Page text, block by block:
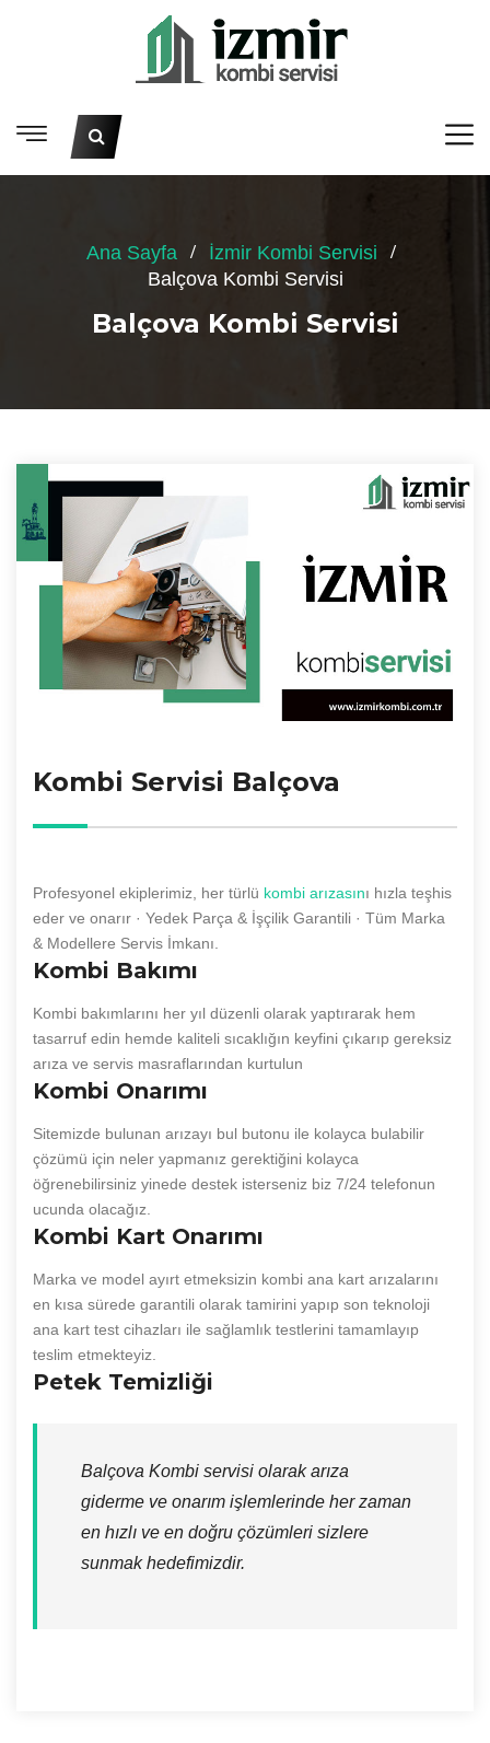
Ana Sayfa
İzmir Kombi Servisi
Balçova Kombi Servisi
Balçova Kombi Servisi
Kombi Servisi Balçova
Profesyonel ekiplerimiz, her türlü kombi arızasını hızla teşhis
eder ve onarır · Yedek Parça & İşçilik Garantili · Tüm Marka
& Modellere Servis İmkanı.
Kombi Bakımı
Kombi bakımlarını her yıl düzenli olarak yaptırarak hem
tasarruf edin hemde kaliteli sıcaklığın keyfini çıkarıp gereksiz
arıza ve servis masraflarından kurtulun
Kombi Onarımı
Sitemizde bulunan arızayı bul butonu ile kolayca bulabilir
çözümü için neler yapmanız gerektiğini kolayca
öğrenebilirsiniz yinede destek isterseniz biz 7/24 telefonun
ucunda olacağız.
Kombi Kart Onarımı
Marka ve model ayırt etmeksizin kombi ana kart arızalarını
en kısa sürede garantili olarak tamirini yapıp son teknoloji
ana kart test cihazları ile sağlamlık testlerini tamamlayıp
teslim etmekteyiz.
Petek Temizliği
Balçova Kombi servisi olarak arıza
giderme ve onarım işlemlerinde her zaman
en hızlı ve en doğru çözümleri sizlere
sunmak hedefimizdir.